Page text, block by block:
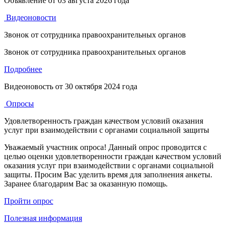
Видеоновости
Звонок от сотрудника правоохранительных органов
Звонок от сотрудника правоохранительных органов
Подробнее
Видеоновость от 30 октября 2024 года
Опросы
Удовлетворенность граждан качеством условий оказания
услуг при взаимодействии с органами социальной защиты
Уважаемый участник опроса! Данный опрос проводится с
целью оценки удовлетворенности граждан качеством условий
оказания услуг при взаимодействии с органами социальной
защиты. Просим Вас уделить время для заполнения анкеты.
Заранее благодарим Вас за оказанную помощь.
Пройти опрос
Полезная информация